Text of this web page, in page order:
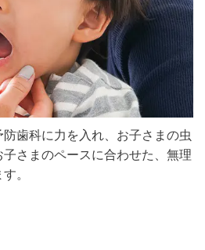
防歯科に力を入れ、お子さまの虫
さまのペースに合わせた、無理
。